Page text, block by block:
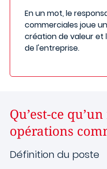
En un mot, le
commerciales joue
création de valeur et
de l'entreprise.
Qu’est-ce
opérations
Définition du poste